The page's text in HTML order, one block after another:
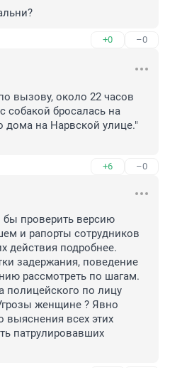
+0 –0
вызову, около 22 часов
собакой бросалась на
дома на Нарвской улице."
+6 –0
бы проверить версию
и рапорты сотрудников
действия подробнее.
задержания, поведение
рассмотреть по шагам.
полицейского по лицу
женщине ? Явно
выяснения всех этих
патрулировавших